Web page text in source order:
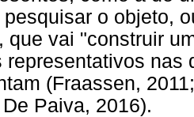
o objeto,
que vai "construir
representativos nas
(Fraassen,
Paiva, 2016).